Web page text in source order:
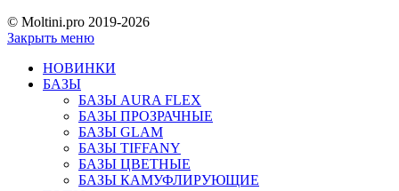
© Moltini.pro 2019-2026
Закрыть меню
НОВИНКИ
БАЗЫ
БАЗЫ AURA FLEX
БАЗЫ ПРОЗРАЧНЫЕ
БАЗЫ GLAM
БАЗЫ TIFFANY
БАЗЫ ЦВЕТНЫЕ
БАЗЫ КАМУФЛИРУЮЩИЕ